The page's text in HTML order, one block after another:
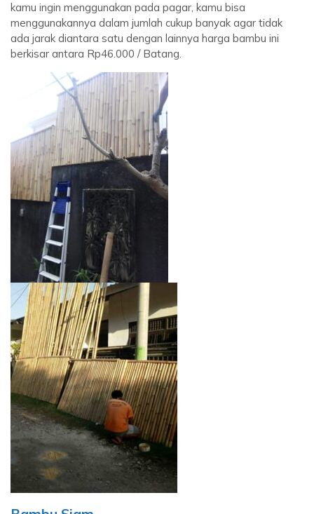
kamu ingin menggunakan pada pagar, kamu bisa
menggunakannya dalam jumlah cukup banyak agar tidak
ada jarak diantara satu dengan lainnya harga bambu ini
berkisar antara Rp46.000 / Batang.